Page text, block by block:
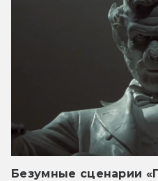
Безумные сценарии